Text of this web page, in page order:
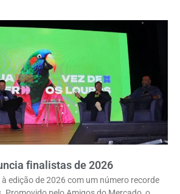
finalistas de 2026
edição de 2026 com um número recorde